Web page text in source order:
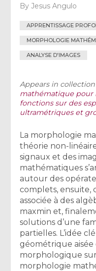
ByJesus Angulo
APPRENTISSAGE
MORPHOLOGIE
ANALYSE D'IMAGES
Appears in collection
mathématique pour
fonctions sur des
ultramétriques et
La morphologie
théorie non-
signaux et des
mathématiques
autour des
complets, ensuite,
associée à des
maxmin et,
solutions d’une
partielles. L’idée
géométrique aisée
morphologique sur
morphologie